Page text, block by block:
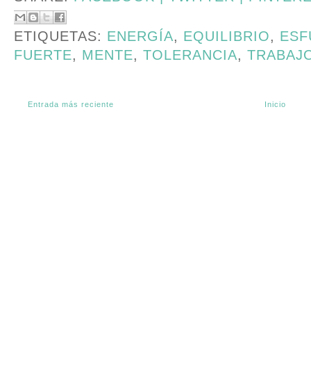
ETIQUETAS: ENERGÍA, EQUILIBRIO,
FUERTE, MENTE, TOLERANCIA,
Entrada más reciente Inicio